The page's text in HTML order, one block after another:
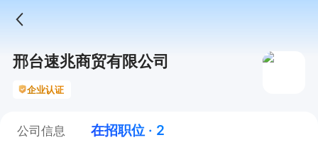
邢台速兆商贸有限公司
企业认证
公司信息 在招职位 · 2